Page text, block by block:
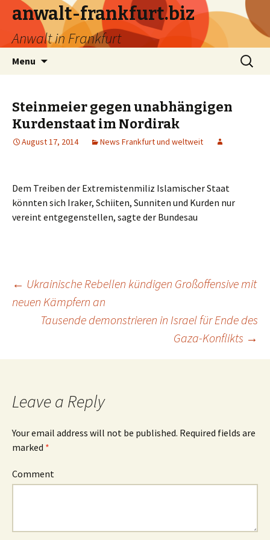
anwalt-frankfurt.biz
Anwalt in Frankfurt
Menu
Search
for:
Steinmeier gegen unabhängigen
Kurdenstaat im Nordirak
August 17, 2014 News Frankfurt und weltweit
Dem Treiben der Extremistenmiliz Islamischer Staat
könnten sich Iraker, Schiiten, Sunniten und Kurden nur
vereint entgegenstellen, sagte der Bundesau
Post
navigation
← Ukrainische Rebellen kündigen Großoffensive mit
neuen Kämpfern an
Tausende demonstrieren in Israel für Ende des
Gaza-Konflikts →
Leave a Reply
Your email address will not be published. Required fields are
marked *
Comment